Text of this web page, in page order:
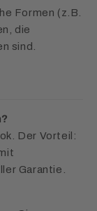
Formen (z.B.
die
sind.
Der Vorteil:
Garantie.